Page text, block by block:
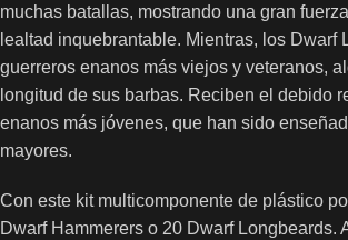
muchas batallas, mostrando una gran
lealtad inquebrantable. Mientras, los Dwarf
guerreros enanos más viejos y veteranos,
longitud de sus barbas. Reciben el debido
enanos más jóvenes, que han sido
mayores.
Con este kit multicomponente de plástico
Dwarf Hammerers o 20 Dwarf Longbeards.